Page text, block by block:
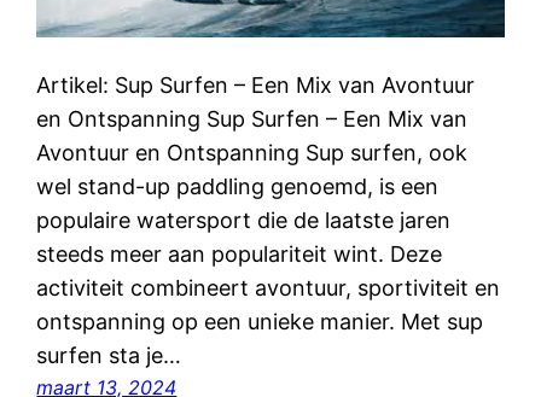
Artikel: Sup Surfen – Een Mix van Avontuur
en Ontspanning Sup Surfen – Een Mix van
Avontuur en Ontspanning Sup surfen, ook
wel stand-up paddling genoemd, is een
populaire watersport die de laatste jaren
steeds meer aan populariteit wint. Deze
activiteit combineert avontuur, sportiviteit en
ontspanning op een unieke manier. Met sup
surfen sta je…
maart 13, 2024